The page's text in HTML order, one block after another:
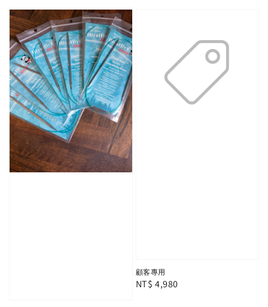
顧客專用
Regular
NT$ 4,980